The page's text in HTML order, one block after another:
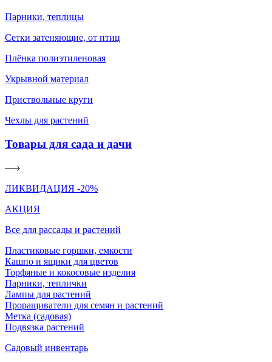
Парники, теплицы
Сетки затеняющие, от птиц
Плёнка полиэтиленовая
Укрывной материал
Приствольные круги
Чехлы для растений
Товары для сада и дачи
ЛИКВИДАЦИЯ -20%
АКЦИЯ
Все для рассады и растений
Пластиковые горшки, емкости
Кашпо и ящики для цветов
Торфяные и кокосовые изделия
Парники, теплички
Лампы для растений
Проращиватели для семян и растений
Метка (садовая)
Подвязка растений
Садовый инвентарь